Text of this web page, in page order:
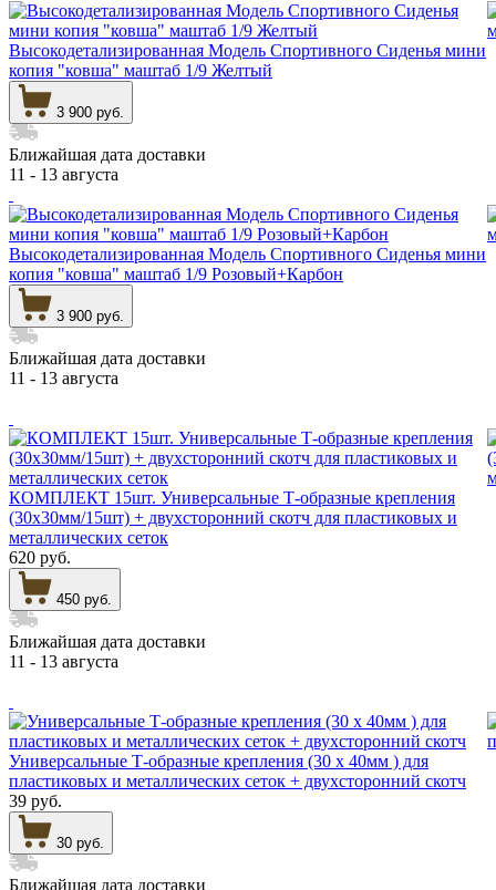
Высокодетализированная Модель Спортивного Сиденья мини
копия "ковша" маштаб 1/9 Желтый
3 900 руб.
Ближайшая дата доставки
11 - 13 августа
Высокодетализированная Модель Спортивного Сиденья мини
копия "ковша" маштаб 1/9 Розовый+Карбон
3 900 руб.
Ближайшая дата доставки
11 - 13 августа
КОМПЛЕКТ 15шт. Универсальные Т-образные крепления
(30х30мм/15шт) + двухсторонний скотч для пластиковых и
металлических сеток
620 руб.
450 руб.
Ближайшая дата доставки
11 - 13 августа
Универсальные Т-образные крепления (30 х 40мм ) для
пластиковых и металлических сеток + двухсторонний скотч
39 руб.
30 руб.
Ближайшая дата доставки